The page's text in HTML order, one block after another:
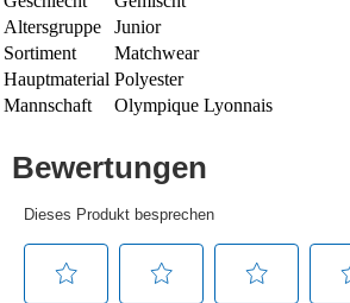
Altersgruppe
Junior
Sortiment
Matchwear
Hauptmaterial Polyester
Mannschaft
Olympique Lyonnais